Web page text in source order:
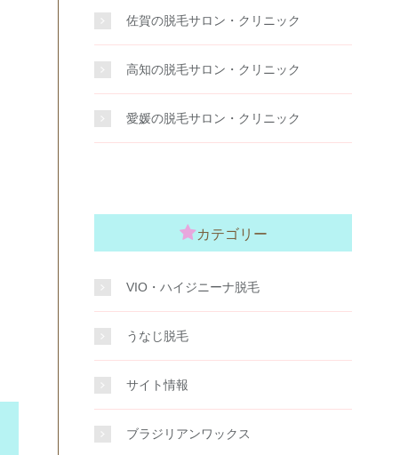
佐賀の脱毛サロン・クリニック
高知の脱毛サロン・クリニック
愛媛の脱毛サロン・クリニック
カテゴリー
VIO・ハイジニーナ脱毛
うなじ脱毛
サイト情報
ブラジリアンワックス